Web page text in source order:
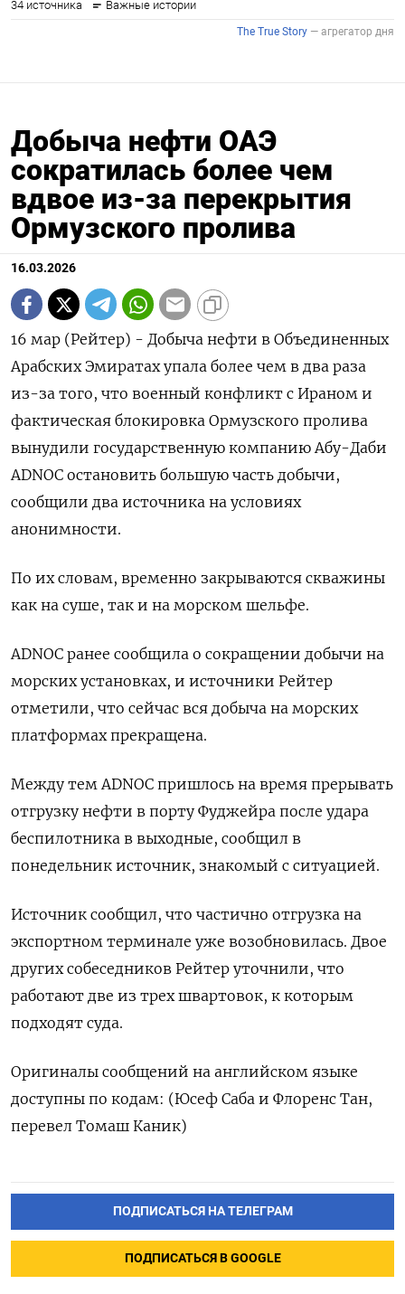
Добыча нефти ОАЭ
сократилась более чем
вдвое из‑за перекрытия
Ормузского пролива
16.03.2026
16 мар (Рейтер) - Добыча нефти в Объединенных
Арабских Эмиратах упала более чем в два ‌раза
из-за того, что военный конфликт с Ираном и
фактическая блокировка Ормузского пролива
вынудили ​государственную ​компанию ​Абу-Даби
ADNOC остановить большую ⁠часть добычи,
сообщили ‌два источника на ‌условиях
анонимности.
По их словам, временно закрываются скважины ​
как на суше, так и ‌на морском шельфе.
ADNOC ранее сообщила ​о сокращении добычи на
морских установках, ‌и источники Рейтер
отметили, что сейчас вся добыча на морских
платформах ​прекращена.
Между ​тем ADNOC ‌пришлось на время прерывать
отгрузку ​нефти в порту Фуджейра после удара
беспилотника в выходные, сообщил в
понедельник источник, знакомый с ситуацией.
Источник сообщил, что частично отгрузка на
экспортном терминале уже возобновилась. ​Двое
других ⁠собеседников Рейтер уточнили, что
работают две из трех ‌швартовок, к которым
подходят суда.
Оригиналы ‌сообщений на английском языке
доступны по кодам: (Юсеф ​Саба и Флоренс Тан,
‌перевел Томаш Каник)
ПОДПИСАТЬСЯ НА ТЕЛЕГРАМ
ПОДПИСАТЬСЯ В GOOGLE